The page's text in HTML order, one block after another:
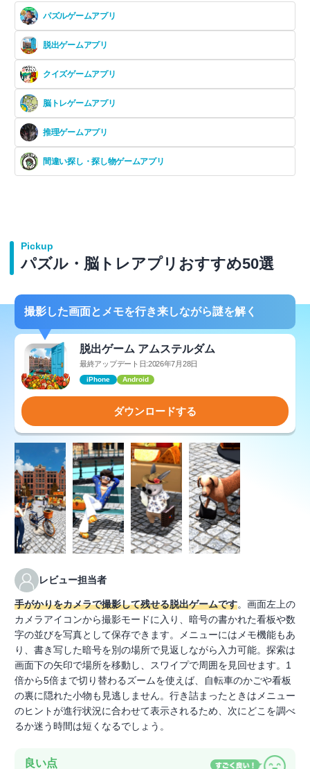
パズルゲームアプリ
脱出ゲームアプリ
クイズゲームアプリ
脳トレゲームアプリ
推理ゲームアプリ
間違い探し・探し物ゲームアプリ
Pickup
パズル・脳トレアプリおすすめ50選
撮影した画面とメモを行き来しながら謎を解く
脱出ゲーム アムステルダム
最終アップデート日:2026年7月28日
iPhone Android
ダウンロードする
レビュー担当者
手がかりをカメラで撮影して残せる脱出ゲームです。画面左上の
カメラアイコンから撮影モードに入り、暗号の書かれた看板や数
字の並びを写真として保存できます。メニューにはメモ機能もあ
り、書き写した暗号を別の場所で見返しながら入力可能。探索は
画面下の矢印で場所を移動し、スワイプで周囲を見回せます。1
倍から5倍まで切り替わるズームを使えば、自転車のかごや看板
の裏に隠れた小物も見逃しません。行き詰まったときはメニュー
のヒントが進行状況に合わせて表示されるため、次にどこを調べ
るか迷う時間は短くなるでしょう。
良い点